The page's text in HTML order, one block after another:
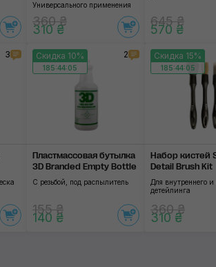
Универсального применения
360 ₴
310 ₴
645 ₴
570 ₴
3 Скидка 10%
185:44:04
2
Пластмассовая бутылка
3D Branded Empty Bottle
С резьбой, под распылитель
155 ₴
140 ₴
Скидка 15%
185:44:04
Набор кистей
Detail Brush Kit
Для внутреннего
детейлинга
360 ₴
310 ₴